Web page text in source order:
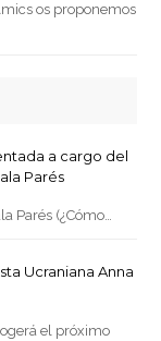
os proponemos
a cargo del
Parés
Parés (¿Cómo…
Ucraniana Anna
el próximo